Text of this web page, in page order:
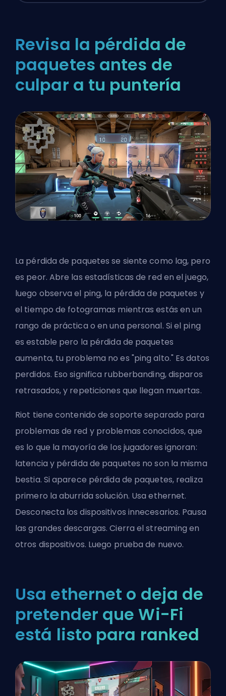
Revisa la pérdida de
paquetes antes de
culpar a tu puntería
La pérdida de paquetes se siente como lag, pero
es peor. Abre las estadísticas de red en el juego,
luego observa el ping, la pérdida de paquetes y
el tiempo de fotogramas mientras estás en un
rango de práctica o en una personal. Si el ping
es estable pero la pérdida de paquetes
aumenta, tu problema no es "ping alto." Es datos
perdidos. Eso significa rubberbanding, disparos
retrasados, y repeticiones que llegan muertas.
Riot tiene contenido de soporte separado para
problemas de red y problemas conocidos, que
es lo que la mayoría de los jugadores ignoran:
latencia y pérdida de paquetes no son la misma
bestia. Si aparece pérdida de paquetes, realiza
primero la aburrida solución. Usa ethernet.
Desconecta los dispositivos innecesarios. Pausa
las grandes descargas. Cierra el streaming en
otros dispositivos. Luego prueba de nuevo.
Usa ethernet o deja de
pretender que Wi-Fi
está listo para ranked